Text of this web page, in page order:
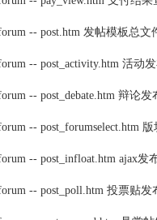
-- post.htm 发帖模板总文
-- post_activity.htm 活动
-- post_debate.htm 辩论
-- post_forumselect.htm
-- post_infloat.htm ajax发
-- post_poll.htm 投票贴